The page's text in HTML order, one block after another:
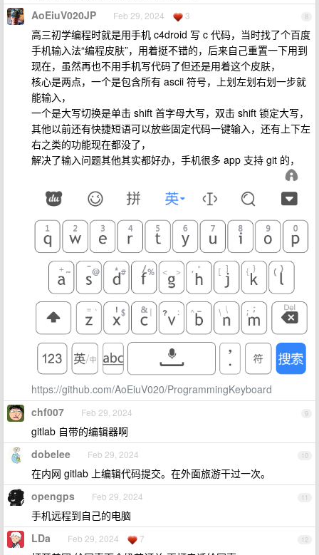
8
AoEiuV020JP Feb 29, 2024 3
高三初学编程时就是用手机 c4droid 写 c 代码，当时找了个百度
手机输入法“编程皮肤”，用着挺不错的，后来自己重置一下用到
现在，虽然再也不用手机写代码了但还是用着这个皮肤，
核心是两点，一个是包含所有 ascii 符号，上划左划右划一步就
能输入，
一个是大写切换是单击 shift 首字母大写，双击 shift 锁定大写，
其他以前还有快捷短语可以放些固定代码一键输入，还有上下左
右之类的功能现在都没了，
解决了输入问题其他其实都好办，手机很多 app 支持 git 的，
https://github.com/AoEiuV020/ProgrammingKeyboard
9
chf007 Feb 29, 2024
gitlab 自带的编辑器啊
10
dobelee Feb 29, 2024
在内网 gitlab 上编辑代码提交。在外面旅游干过一次。
11
opengps Feb 29, 2024
手机远程到自己的电脑
12
LDa Feb 29, 2024 7